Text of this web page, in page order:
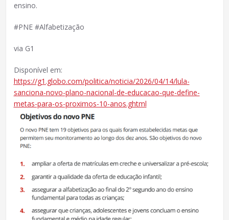
ensino.
#PNE #Alfabetização
via G1
Disponível em:
https://g1.globo.com/politica/noticia/2026/04/14/lula-
sanciona-novo-plano-nacional-de-educacao-que-define-
metas-para-os-proximos-10-anos.ghtml